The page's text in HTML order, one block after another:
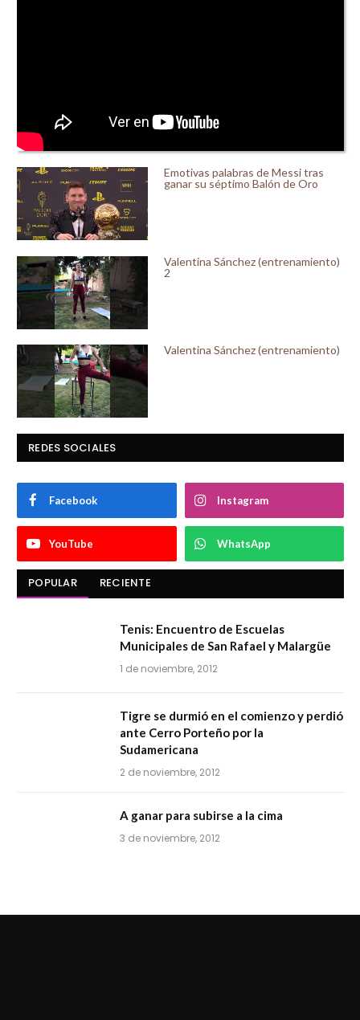
Emotivas palabras de Messi tras
ganar su séptimo Balón de Oro
Valentina Sánchez (entrenamiento)
2
Valentina Sánchez (entrenamiento)
REDES SOCIALES
Facebook Instagram
YouTube WhatsApp
POPULAR RECIENTE
Tenis: Encuentro de Escuelas
Municipales de San Rafael y Malargüe
1 de noviembre, 2012
Tigre se durmió en el comienzo y perdió
ante Cerro Porteño por la
Sudamericana
2 de noviembre, 2012
A ganar para subirse a la cima
3 de noviembre, 2012